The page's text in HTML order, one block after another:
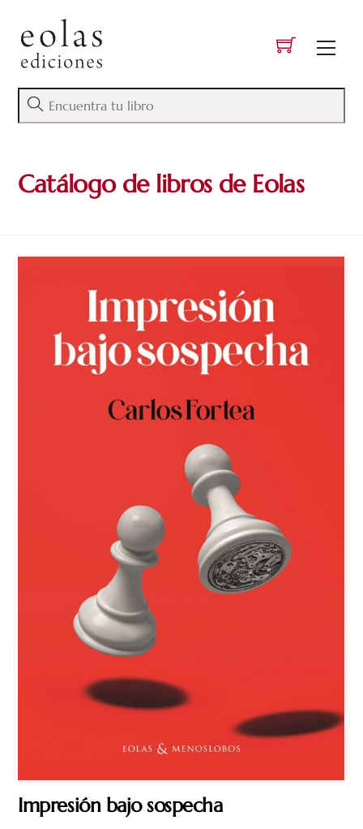
content
Catálogo de libros de Eolas
Impresión bajo sospecha